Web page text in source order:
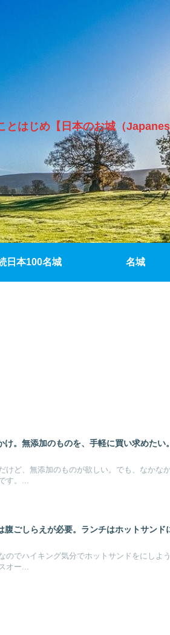
とはじめ【日本のお城（
日本100名城 名城
け。無添加のものを、手軽に買い求めた
けど、無添加のものが欲しい。でも、なかな
す。...
腹ごしらえが必要。ランチはホットサン
のでハイキング気分でホットサンドをにしよ
オー...